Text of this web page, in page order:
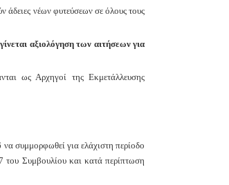
άδειες νέων φυτεύσεων σε όλους τους
αξιολόγηση των αιτήσεων για
ως Αρχηγοί της Εκμετάλλευσης
συμμορφωθεί για ελάχιστη περίοδο
του Συμβουλίου και κατά περίπτωση